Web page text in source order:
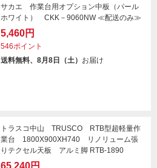
サカエ 作業台用オプション中板（パール
ホワイト） CKK－9060NW ≪配送のみ≫
5,460円
546ポイント
送料無料、8月8日（土） お届け
トラスコ中山 TRUSCO RTB型超軽量作
業台 1800X900XH740 リノリューム張
りテクセル天板 アルミ脚 RTB-1890
65,240円